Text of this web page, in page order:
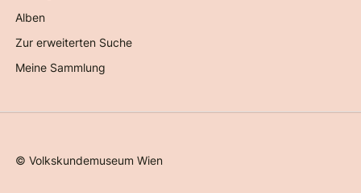
Alben
Zur erweiterten Suche
Meine Sammlung
©Volkskundemuseum Wien